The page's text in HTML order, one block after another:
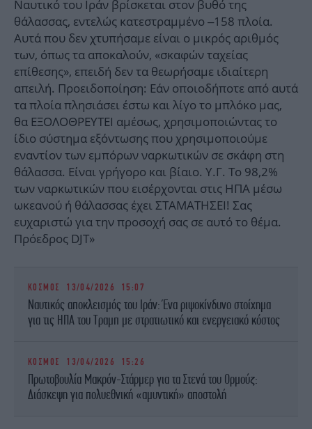
Ναυτικό του Ιράν βρίσκεται στον βυθό της
θάλασσας, εντελώς κατεστραμμένο –158 πλοία.
Αυτά που δεν χτυπήσαμε είναι ο μικρός αριθμός
των, όπως τα αποκαλούν, «σκαφών ταχείας
επίθεσης», επειδή δεν τα θεωρήσαμε ιδιαίτερη
απειλή. Προειδοποίηση: Εάν οποιοδήποτε από αυτά
τα πλοία πλησιάσει έστω και λίγο το μπλόκο μας,
θα ΕΞΟΛΟΘΡΕΥΤΕΙ αμέσως, χρησιμοποιώντας το
ίδιο σύστημα εξόντωσης που χρησιμοποιούμε
εναντίον των εμπόρων ναρκωτικών σε σκάφη στη
θάλασσα. Είναι γρήγορο και βίαιο. Υ.Γ. Το 98,2%
των ναρκωτικών που εισέρχονται στις ΗΠΑ μέσω
ωκεανού ή θάλασσας έχει ΣΤΑΜΑΤΗΣΕΙ! Σας
ευχαριστώ για την προσοχή σας σε αυτό το θέμα.
Πρόεδρος DJT»
ΚΟΣΜΟΣ 13/04/2026 15:07
Ναυτικός αποκλεισμός του Ιράν: Ένα ριψοκίνδυνο στοίχημα
για τις ΗΠΑ του Τραμπ με στρατιωτικό και ενεργειακό κόστος
ΚΟΣΜΟΣ 13/04/2026 15:26
Πρωτοβουλία Μακρόν-Στάρμερ για τα Στενά του Ορμούζ:
Διάσκεψη για πολυεθνική «αμυντική» αποστολή